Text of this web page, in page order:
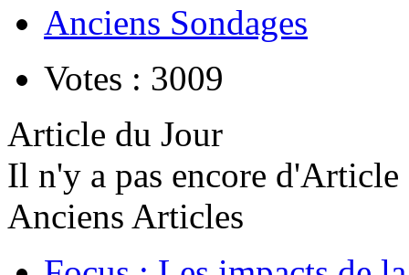
Anciens Sondages
Votes : 3009
Article du Jour
Il n'y a pas encore d'Article
Anciens Articles